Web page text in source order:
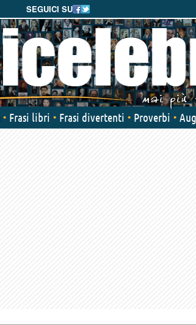
SEGUICI SU
Frasi libri Frasi divertenti Proverbi